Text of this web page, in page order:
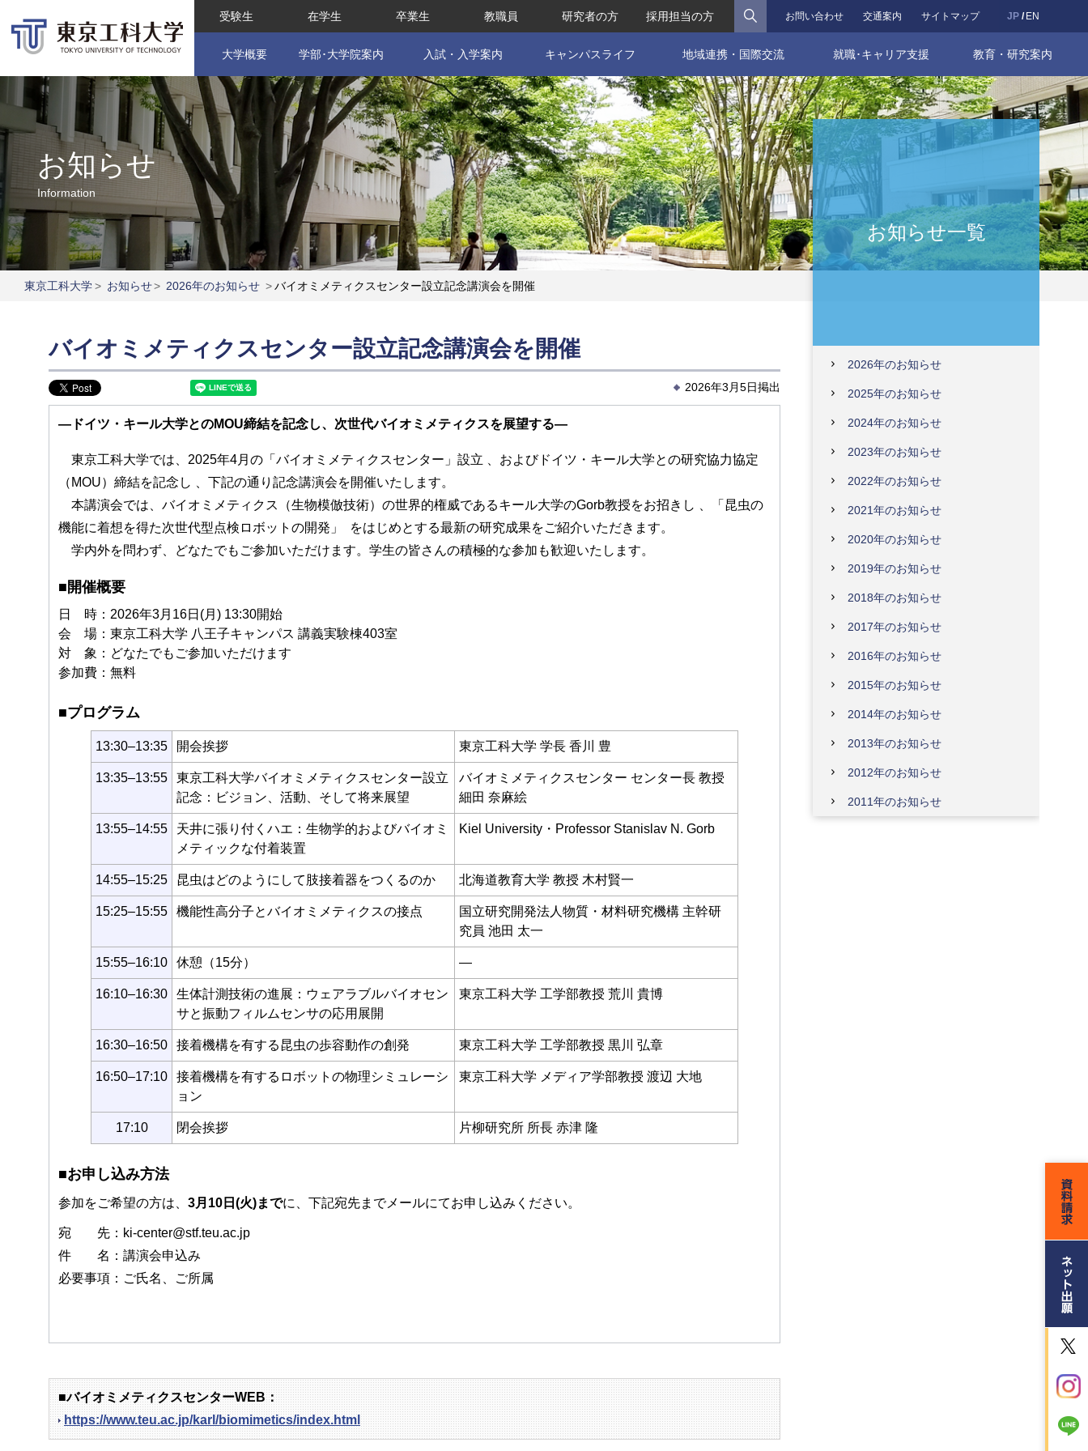
JP EN
お問い合わせ 交通案内 サイトマップ
受験生 在学生 卒業生 教職員 研究者の方 採用担当の方 検索
大学概要 学部･大学院案内 入試・入学案内 キャンパスライフ 地域連携・国際交流 就職･キャリア支援 教育・研究案内
お知らせ
Information
東京工科大学> お知らせ> 2026年のお知らせ >バイオミメティクスセンター設立記念講演会を開催
バイオミメティクスセンター設立記念講演会を開催
2026年3月5日掲出
―ドイツ・キール大学とのMOU締結を記念し、次世代バイオミメティクスを展望する―
東京工科大学では、2025年4月の「バイオミメティクスセンター」設立 、およびドイツ・キール大学との研究協力協定
（MOU）締結を記念し 、下記の通り記念講演会を開催いたします。
本講演会では、バイオミメティクス（生物模倣技術）の世界的権威であるキール大学のGorb教授をお招きし 、「昆虫の
機能に着想を得た次世代型点検ロボットの開発」 をはじめとする最新の研究成果をご紹介いただきます。
学内外を問わず、どなたでもご参加いただけます。学生の皆さんの積極的な参加も歓迎いたします。
■開催概要
日 時：2026年3月16日(月) 13:30開始
会 場：東京工科大学 八王子キャンパス 講義実験棟403室
対 象：どなたでもご参加いただけます
参加費：無料
■プログラム
13:30–13:35 開会挨拶 東京工科大学 学長 香川 豊
13:35–13:55
東京工科大学バイオミメティクスセンター設立
記念：ビジョン、活動、そして将来展望
バイオミメティクスセンター センター長 教授
細田 奈麻絵
13:55–14:55
天井に張り付くハエ：生物学的およびバイオミ
メティックな付着装置
Kiel University・Professor Stanislav N. Gorb
14:55–15:25 昆虫はどのようにして肢接着器をつくるのか 北海道教育大学 教授 木村賢一
15:25–15:55 機能性高分子とバイオミメティクスの接点
国立研究開発法人物質・材料研究機構 主幹研
究員 池田 太一
15:55–16:10 休憩（15分） —
16:10–16:30
生体計測技術の進展：ウェアラブルバイオセン
サと振動フィルムセンサの応用展開
東京工科大学 工学部教授 荒川 貴博
16:30–16:50 接着機構を有する昆虫の歩容動作の創発 東京工科大学 工学部教授 黒川 弘章
16:50–17:10
接着機構を有するロボットの物理シミュレーシ
ョン
東京工科大学 メディア学部教授 渡辺 大地
17:10 閉会挨拶 片柳研究所 所長 赤津 隆
■お申し込み方法
参加をご希望の方は、 3月10日(火)までに、下記宛先までメールにてお申し込みください。
宛 先：ki-center@stf.teu.ac.jp
件 名：講演会申込み
必要事項：ご氏名、ご所属
■バイオミメティクスセンターWEB：
https://www.teu.ac.jp/karl/biomimetics/index.html
お知らせ一覧
2026年のお知らせ
2025年のお知らせ
2024年のお知らせ
2023年のお知らせ
2022年のお知らせ
2021年のお知らせ
2020年のお知らせ
2019年のお知らせ
2018年のお知らせ
2017年のお知らせ
2016年のお知らせ
2015年のお知らせ
2014年のお知らせ
2013年のお知らせ
2012年のお知らせ
2011年のお知らせ